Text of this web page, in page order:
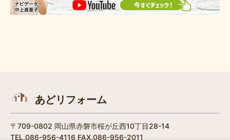
あどリフォーム
〒709-0802 岡山県赤磐市桜が丘西10丁目28-14
TEL.086-956-4116 FAX.086-956-2011